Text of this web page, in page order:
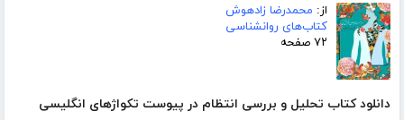
از: محمدرضا زادهوش
کتاب‌های روانشناسی
۷۲ صفحه
دانلود کتاب تحلیل و بررسی انتظام در پیوست تکواژهای انگلیسی